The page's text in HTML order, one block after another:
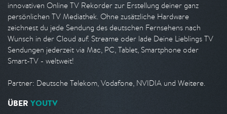
innovativen Online TV Rekorder zur Erstellung deiner ganz
persönlichen TV Mediathek. Ohne zusätzliche Hardware
zeichnest du jede Sendung des deutschen Fernsehens nach
Wunsch in der Cloud auf. Streame oder lade Deine Lieblings TV
Sendungen jederzeit via Mac, PC, Tablet, Smartphone oder
Smart-TV - weltweit!
Partner: Deutsche Telekom, Vodafone, NVIDIA und Weitere.
ÜBER YOUTV